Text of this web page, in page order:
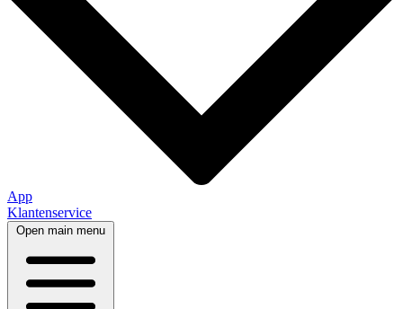
App
Klantenservice
Open main menu